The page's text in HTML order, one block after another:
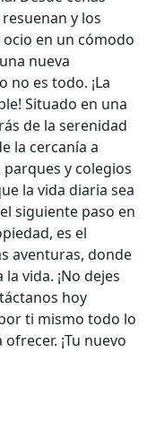
y los
en un cómodo
nueva
es todo. ¡La
Situado en una
de la serenidad
la cercanía a
y colegios
la vida diaria sea
siguiente paso en
es el
aventuras, donde
vida. ¡No dejes
hoy
ti mismo todo lo
¡Tu nuevo